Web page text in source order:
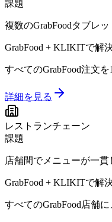
課題
複数のGrabFoodタブレ
GrabFood + KLIKITで解
すべてのGrabFood注文
詳細を見る
レストランチェーン
課題
店舗間でメニューが一貫
GrabFood + KLIKITで解
すべてのGrabFood店舗